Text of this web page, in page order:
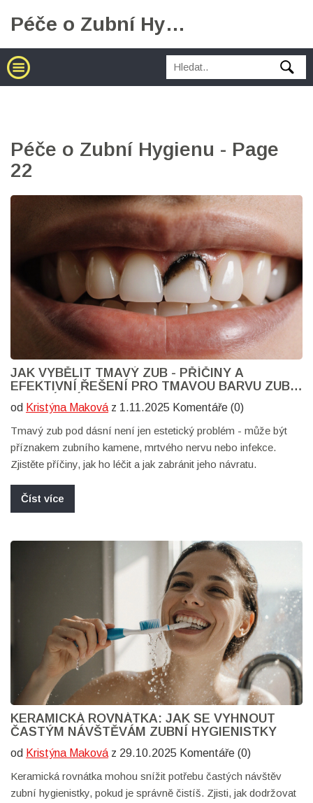
Péče o Zubní Hygienu
Péče o Zubní Hygienu - Page
22
JAK VYBĚLIT TMAVÝ ZUB - PŘÍČINY A
EFEKTIVNÍ ŘEŠENÍ PRO TMAVOU BARVU ZUBU
POD DÁSNÍ
od Kristýna Maková z 1.11.2025 Komentáře (0)
Tmavý zub pod dásní není jen estetický problém - může být
příznakem zubního kamene, mrtvého nervu nebo infekce.
Zjistěte příčiny, jak ho léčit a jak zabránit jeho návratu.
Číst více
KERAMICKÁ ROVNÁTKA: JAK SE VYHNOUT
ČASTÝM NÁVŠTĚVÁM ZUBNÍ HYGIENISTKY
od Kristýna Maková z 29.10.2025 Komentáře (0)
Keramická rovnátka mohou snížit potřebu častých návštěv
zubní hygienistky, pokud je správně čistíš. Zjisti, jak dodržovat